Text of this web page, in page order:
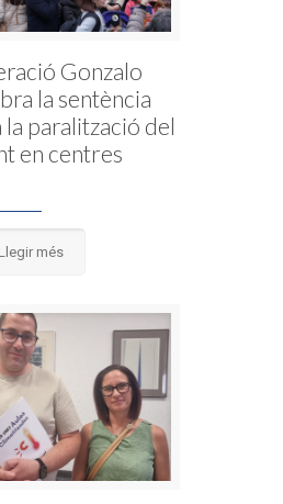
Gonzalo
la sentència
la paralització del
en centres
Llegir més